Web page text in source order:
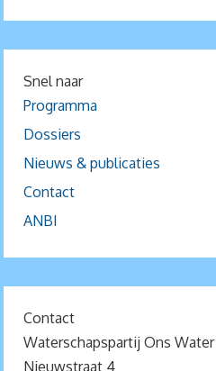
Snel naar
Programma
Dossiers
Nieuws & publicaties
Contact
ANBI
Contact
Waterschapspartij Ons Water
Nieuwstraat 4